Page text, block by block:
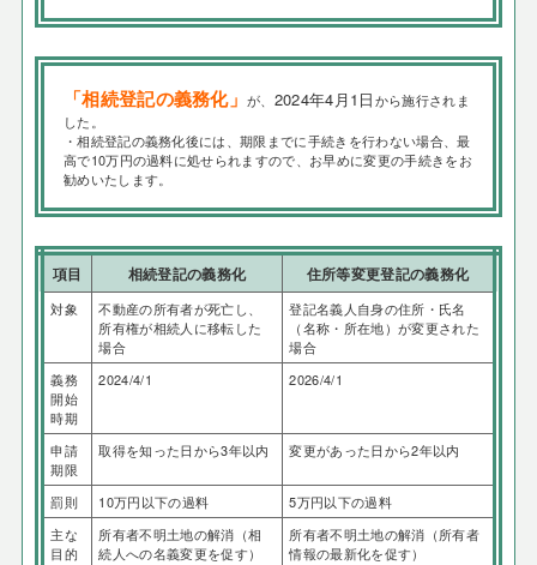
「相続登記の義務化」が、 2024年4月1日から施行されま
した。
・相続登記の義務化後には、期限までに手続きを行わない場合、最
高で10万円の過料に処せられますので、お早めに変更の手続きをお
勧めいたします。
項目 相続登記の義務化 住所等変更登記の義務化
対象
不動産の所有者が死亡し、
所有権が相続人に移転した
場合
登記名義人自身の住所・氏名
（名称・所在地）が変更された
場合
義務
開始
時期
2024/4/1 2026/4/1
申請
期限
取得を知った日から3年以内 変更があった日から2年以内
罰則 10万円以下の過料
5万円以下の過料
主な
目的
所有者不明土地の解消（相
続人への名義変更を促す）
所有者不明土地の解消（所有者
情報の最新化を促す）